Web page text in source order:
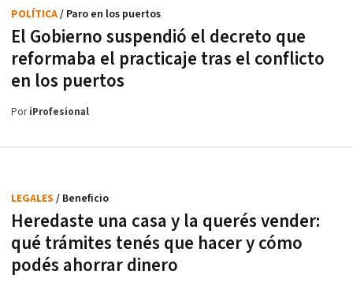
El Gobierno suspendió el decreto que
reformaba el practicaje tras el conflicto
en los puertos
POLÍTICA/ Paro en los puertos
PoriProfesional
Heredaste una casa y la querés vender:
qué trámites tenés que hacer y cómo
podés ahorrar dinero
LEGALES / Beneficio